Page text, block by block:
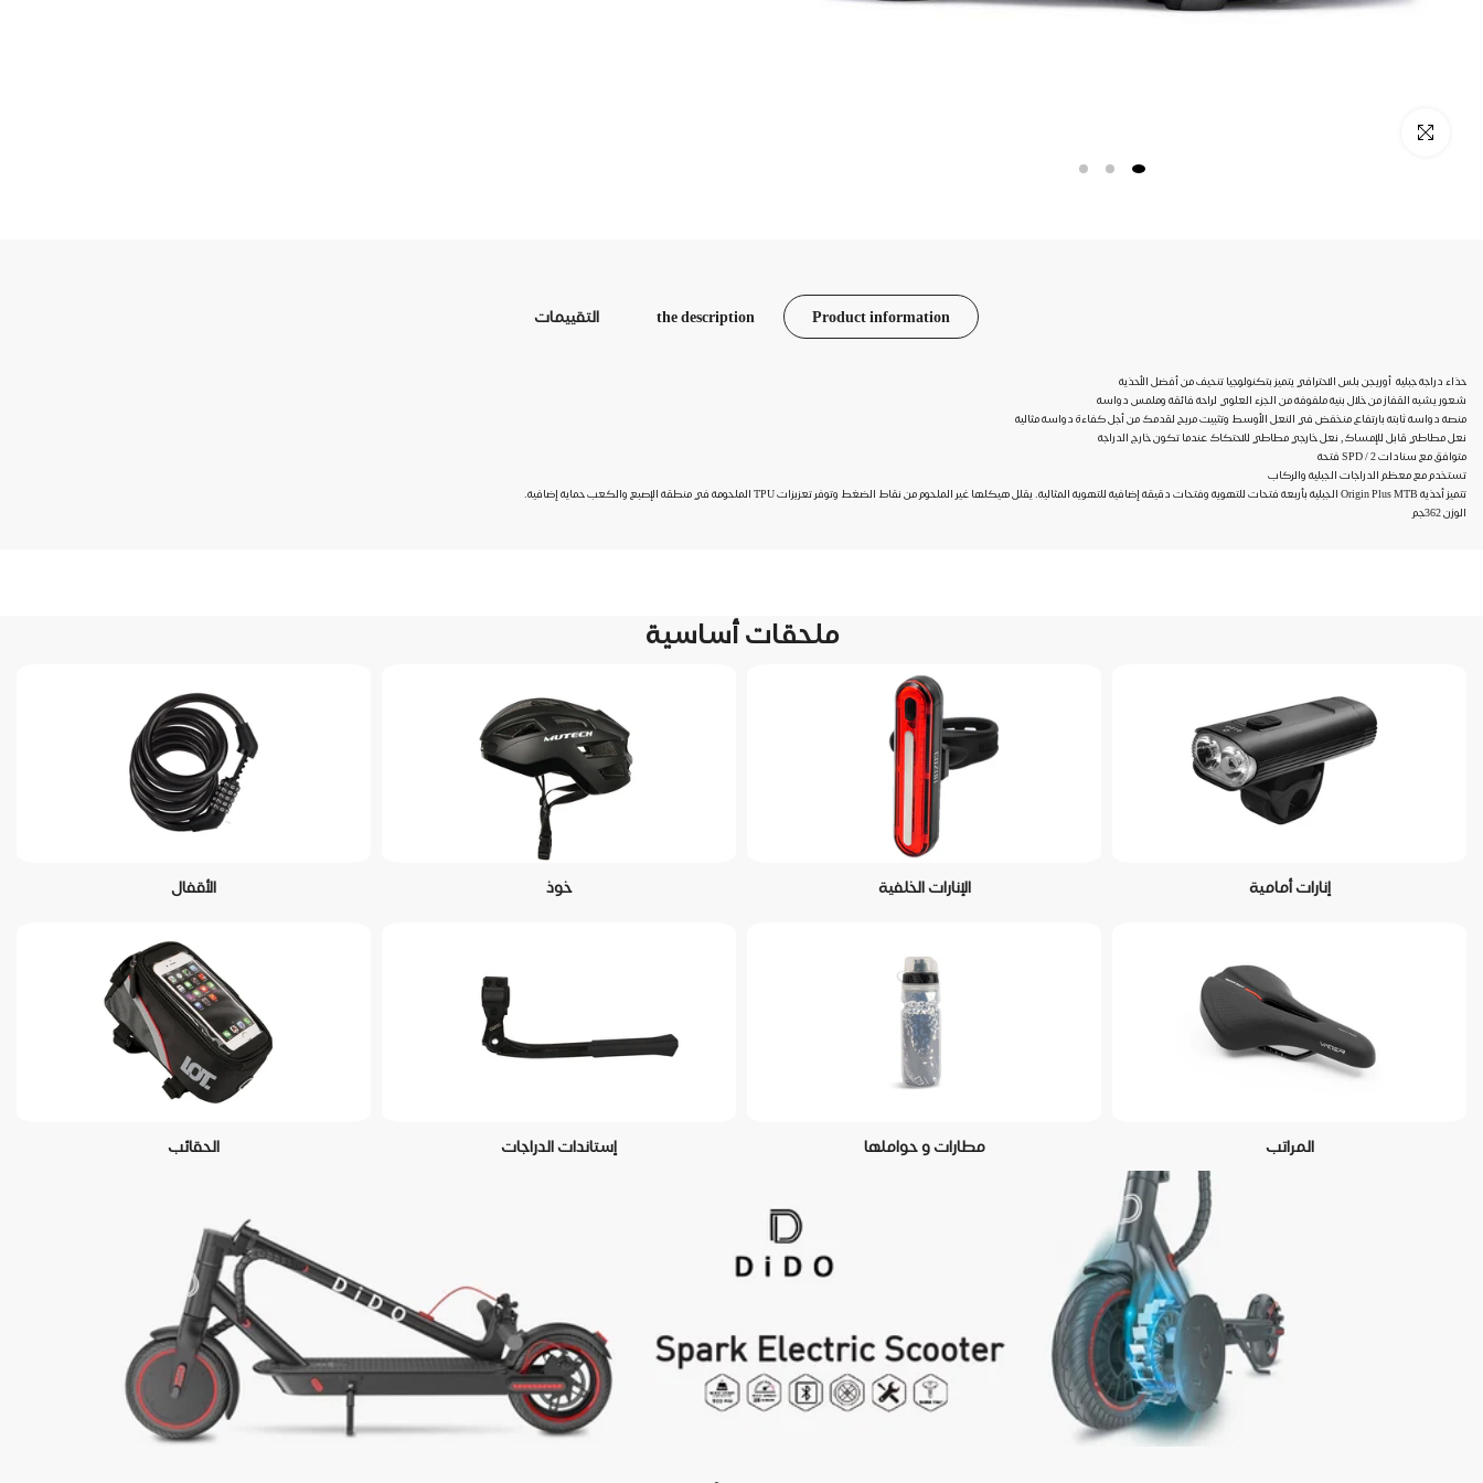
Click to enlarge
Product information
the description التقييمات
حذاء دراجة جبلية أوريجن بلس الاحترافي يتميز بتكنولوجيا تنحيف من أفضل الأحذية
شعور يشبه القفاز من خلال بنية ملفوفة من الجزء العلوي لراحة فائقة وملمس دواسة
منصة دواسة ثابتة بارتفاع منخفض في النعل الأوسط وتثبيت مريح لقدمك من أجل كفاءة دواسة مثالية
نعل مطاطي قابل للإمساك, نعل خارجي مطاطي للاحتكاك عندما تكون خارج الدراجة
متوافق مع سنادات SPD / 2 فتحة
تستخدم مع معظم الدراجات الجبلية والركاب
تتميز أحذية Origin Plus MTB الجبلية بأربعة فتحات للتهوية وفتحات دقيقة إضافية للتهوية المثالية. يقلل هيكلها غير الملحوم من نقاط الضغط وتوفر تعزيزات TPU الملحومة في منطقة الإصبع والكعب حماية إضافية.
الوزن 362جم
ملحقات أساسية
إنارات أمامية الإنارات الخلفية خوذ الأقفال
المراتب مطارات و حواملها إستاندات الدراجات الحقائب